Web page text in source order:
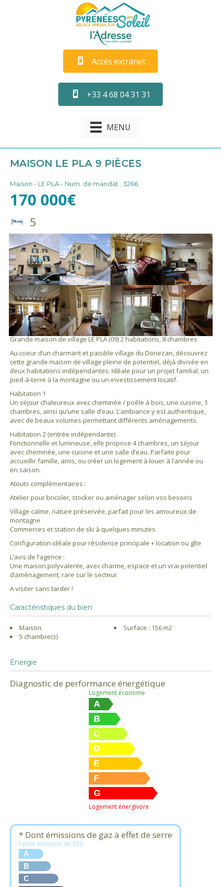
Accés extranet
+33 4 68 04 31 31
MENU
MAISON LE PLA 9 PIÈCES
Maison - LE PLA- Num. de mandat : 3266
170 000€
5
Grande maison de village LE PLA (09) 2 habitations, 8 chambres
Au coeur d’un charmant et paisible village du Donezan, découvrez
cette grande maison de village pleine de potentiel, déjà divisée en
deux habitations indépendantes. Idéale pour un projet familial, un
pied-à-terre à la montagne ou un investissement locatif.
Habitation 1
Un séjour chaleureux avec cheminée / poêle à bois, une cuisine, 3
chambres, ainsi qu’une salle d’eau. L’ambiance y est authentique,
avec de beaux volumes permettant différents aménagements.
Habitation 2 (entrée indépendante)
Fonctionnelle et lumineuse, elle propose 4 chambres, un séjour
avec cheminée, une cuisine et une salle d’eau. Parfaite pour
accueillir famille, amis, ou créer un logement à louer à l’année ou
en saison.
Atouts complémentaires :
Atelier pour bricoler, stocker ou aménager selon vos besoins
Village calme, nature préservée, parfait pour les amoureux de
montagne
Commerces et station de ski à quelques minutes
Configuration idéale pour résidence principale + location ou gîte
L’avis de l’agence :
Une maison polyvalente, avec charme, espace et un vrai potentiel
d’aménagement, rare sur le secteur.
A visiter sans tarder !
Caractéristiques du bien
Maison
5 chambre(s)
Surface : 156 m2
Energie
Diagnostic de performance énergétique
Logement économe
A
B
C
D
E
F
G
Logement énergivore
* Dont émissions de gaz à effet de serre
Faible émission de GES
A
B
C